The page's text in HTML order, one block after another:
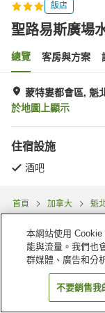
飯店
聖路易斯廣場
總覽 客房與方案
蒙特婁都會區, 魁
於地圖上顯示
住宿設施
酒吧
首頁 加拿大 魁
本網站使用
能與流量。我們也
群媒體、廣告和分
不要銷售我